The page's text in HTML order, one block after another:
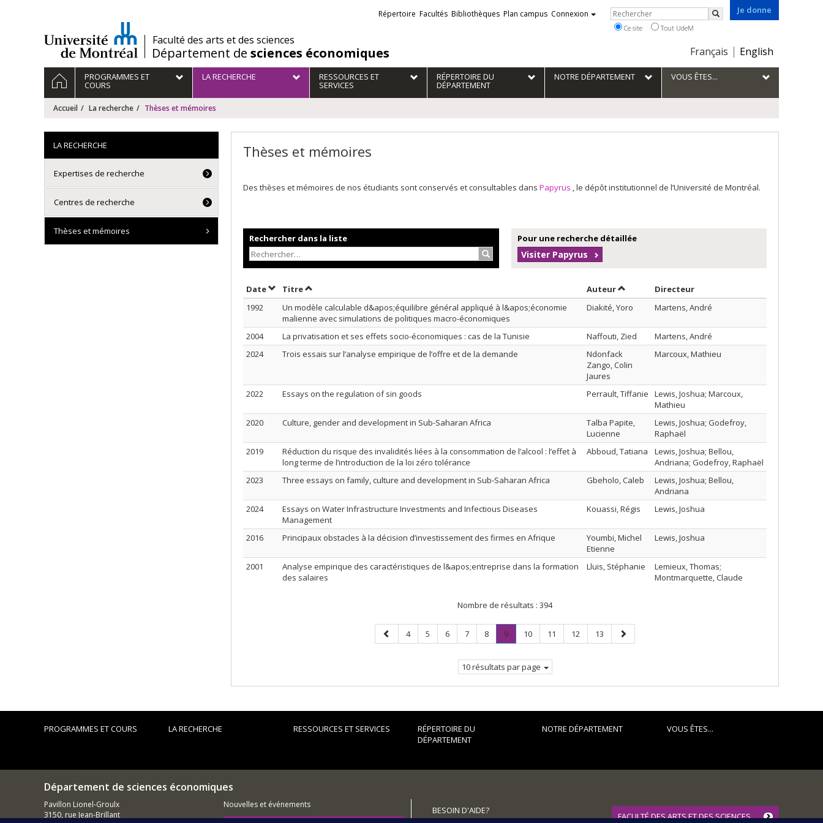
/Faculté des arts et des sciences
Département de sciences économiques
Je donne
Choix
la
langue
Français English
Liens
externes
Répertoire Facultés Bibliothèques Plan campus Connexion Rechercher
Rechercher
Ce site Tout UdeM
Navigation
principale
ACCUEILPROGRAMMES ET
COURS
LA RECHERCHE RESSOURCES ET
SERVICES
RÉPERTOIRE DU
DÉPARTEMENT
NOTRE DÉPARTEMENT VOUS ÊTES...
Accueil La recherche Thèses et mémoires
Thèses et mémoires
Des thèses et mémoires de nos étudiants sont conservés et consultables dans Papyrus , le dépôt institutionnel de l’Université de Montréal.
Rechercher dans la liste
Rechercher…
Pour une recherche détaillée
Visiter Papyrus
DateTrier par date en ordre décroissant
TitreTrier par titre en ordre décroissant AuteurTrier par auteur en ordre décroissant
Directeur
1992
Un modèle calculable d&apos;équilibre général appliqué à l&apos;économie
malienne avec simulations de politiques macro-économiques
Diakité, Yoro Martens, André
2004 La privatisation et ses effets socio-économiques : cas de la Tunisie Naffouti, Zied
Martens, André
2024
Trois essais sur l’analyse empirique de l’offre et de la demande
Ndonfack
Zango, Colin
Jaures
Marcoux, Mathieu
2022 Essays on the regulation of sin goods Perrault, Tiffanie
Lewis, Joshua; Marcoux,
Mathieu
2020
Culture, gender and development in Sub-Saharan Africa
Talba Papite,
Lucienne
Lewis, Joshua; Godefroy,
Raphaël
2019
Réduction du risque des invalidités liées à la consommation de l’alcool : l’effet à
long terme de l’introduction de la loi zéro tolérance
Abboud, Tatiana
Lewis, Joshua; Bellou,
Andriana; Godefroy, Raphaël
2023
Three essays on family, culture and development in Sub-Saharan Africa Gbeholo, Caleb
Lewis, Joshua; Bellou,
Andriana
2024
Essays on Water Infrastructure Investments and Infectious Diseases
Management
Kouassi, Régis Lewis, Joshua
2016 Principaux obstacles à la décision d’investissement des firmes en Afrique
Youmbi, Michel
Etienne
Lewis, Joshua
2001
Analyse empirique des caractéristiques de l&apos;entreprise dans la formation
des salaires
Lluis, Stéphanie
Lemieux, Thomas;
Montmarquette, Claude
Nombre de résultats : 394
Page
précédente
Page
4 Page
5 Page
6 Page
7 Page
8 Page
9.
Page
Page
10 Page
11 Page
12 Page
13
Page
suivante
10 résultats par page
LA RECHERCHE
Expertises de recherche
Centres de recherche
Thèses et mémoires
PROGRAMMES ET COURS LA RECHERCHE RESSOURCES ET SERVICES
RÉPERTOIRE DU
DÉPARTEMENT
NOTRE DÉPARTEMENT VOUS ÊTES...
Département de sciences économiques
Pavillon Lionel-Groulx
3150, rue Jean-Brillant
Nouvelles et événements
BESOIN D'AIDE?
FACULTÉ DES ARTS ET DES SCIENCES